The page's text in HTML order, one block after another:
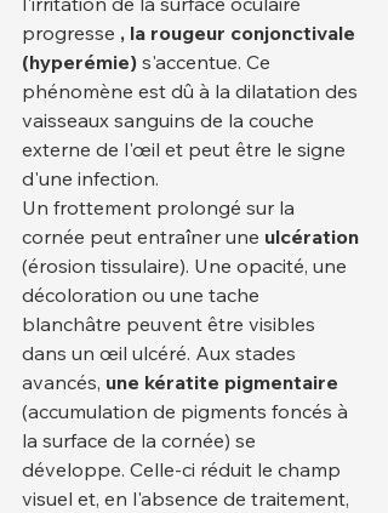
progresse , la rougeur conjonctivale
(hyperémie) s'accentue. Ce
phénomène est dû à la dilatation des
vaisseaux sanguins de la couche
externe de l'œil et peut être le signe
d'une infection.
Un frottement prolongé sur la
cornée peut entraîner une ulcération
(érosion tissulaire). Une opacité, une
décoloration ou une tache
blanchâtre peuvent être visibles
dans un œil ulcéré. Aux stades
avancés, une kératite pigmentaire
(accumulation de pigments foncés à
la surface de la cornée) se
développe. Celle-ci réduit le champ
visuel et, en l'absence de traitement,